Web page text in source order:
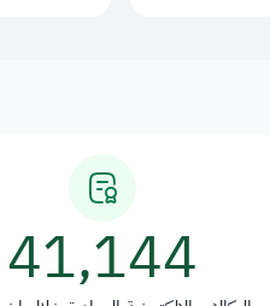
41,144